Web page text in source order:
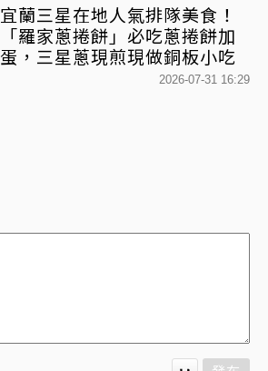
宜蘭三星在地人氣排隊美食！
「羅家蔥捲餅」必吃蔥捲餅加
蛋，三星蔥現煎現做銅板小吃
2026-07-31 16:29